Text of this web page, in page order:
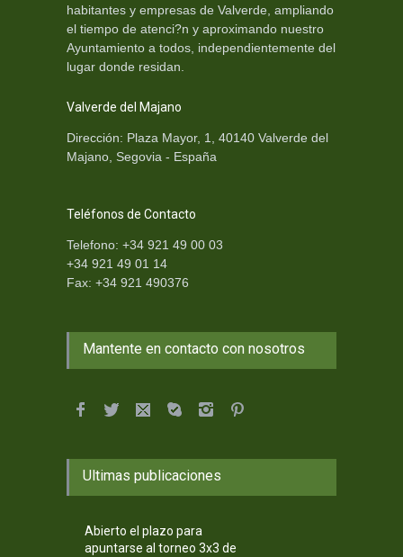
habitantes y empresas de Valverde, ampliando
el tiempo de atenci?n y aproximando nuestro
Ayuntamiento a todos, independientemente del
lugar donde residan.
Valverde del Majano
Dirección: Plaza Mayor, 1, 40140 Valverde del
Majano, Segovia - España
Teléfonos de Contacto
Telefono: +34 921 49 00 03
+34 921 49 01 14
Fax: +34 921 490376
Mantente en contacto con nosotros
Ultimas publicaciones
Abierto el plazo para
apuntarse al torneo 3x3 de